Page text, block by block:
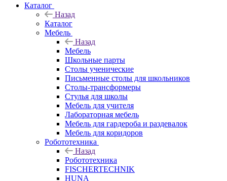
Каталог
Назад
Каталог
Мебель
Назад
Мебель
Школьные парты
Столы ученические
Письменные столы для школьников
Столы-трансформеры
Стулья для школы
Мебель для учителя
Лабораторная мебель
Мебель для гардероба и раздевалок
Мебель для коридоров
Робототехника
Назад
Робототехника
FISCHERTECHNIK
HUNA